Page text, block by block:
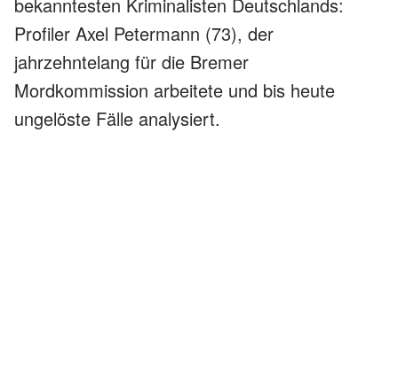
Profiler Axel Petermann (73), der
jahrzehntelang für die Bremer
Mordkommission arbeitete und bis heute
ungelöste Fälle analysiert.